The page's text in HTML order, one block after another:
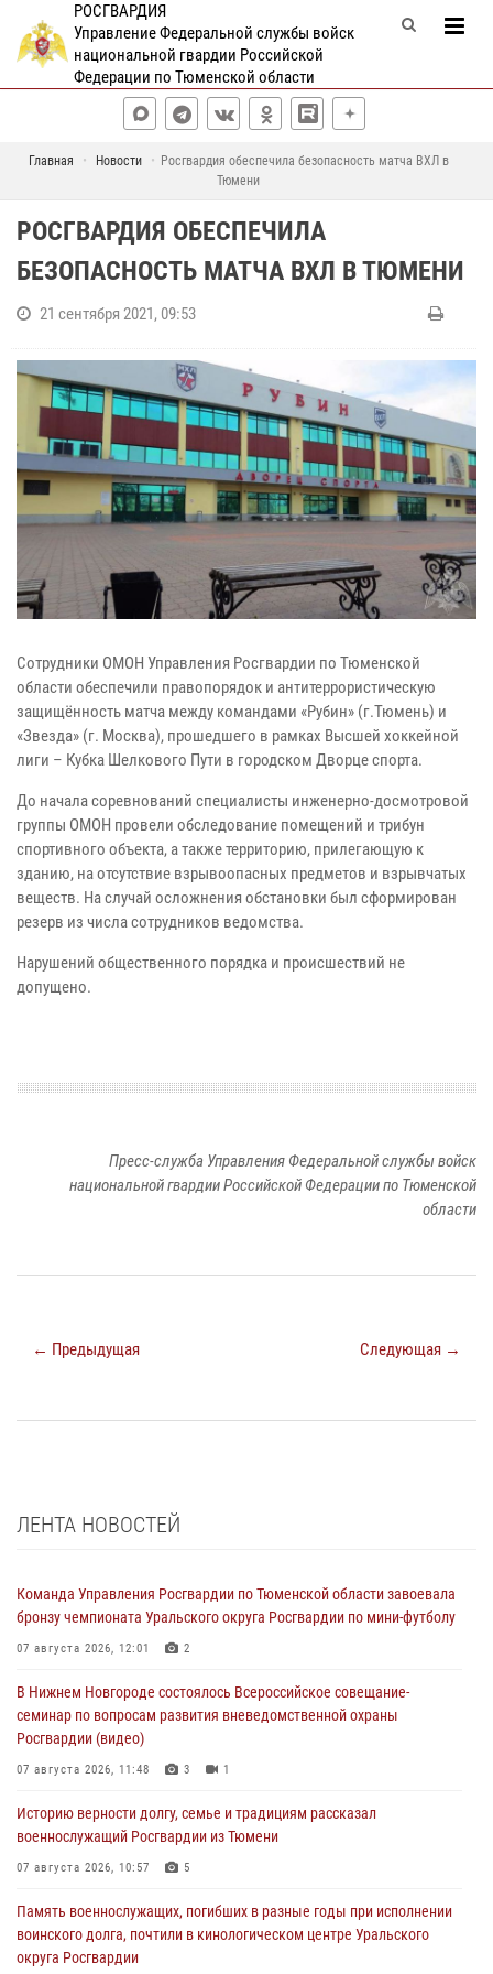
РОСГВАРДИЯ
Управление Федеральной службы войск
национальной гвардии Российской
Федерации по Тюменской области
Главная Новости
Росгвардия обеспечила безопасность матча ВХЛ в
Тюмени
РОСГВАРДИЯ ОБЕСПЕЧИЛА
БЕЗОПАСНОСТЬ МАТЧА ВХЛ В ТЮМЕНИ
21 сентября 2021, 09:53
Сотрудники ОМОН Управления Росгвардии по Тюменской
области обеспечили правопорядок и антитеррористическую
защищённость матча между командами «Рубин» (г.Тюмень) и
«Звезда» (г. Москва), прошедшего в рамках Высшей хоккейной
лиги – Кубка Шелкового Пути в городском Дворце спорта.
До начала соревнований специалисты инженерно-досмотровой
группы ОМОН провели обследование помещений и трибун
спортивного объекта, а также территорию, прилегающую к
зданию, на отсутствие взрывоопасных предметов и взрывчатых
веществ. На случай осложнения обстановки был сформирован
резерв из числа сотрудников ведомства.
Нарушений общественного порядка и происшествий не
допущено.
Пресс-служба Управления Федеральной службы войск
национальной гвардии Российской Федерации по Тюменской
области
← Предыдущая Следующая →
ЛЕНТА НОВОСТЕЙ
Команда Управления Росгвардии по Тюменской области завоевала
бронзу чемпионата Уральского округа Росгвардии по мини-футболу
07 августа 2026, 12:01 2
В Нижнем Новгороде состоялось Всероссийское совещание-
семинар по вопросам развития вневедомственной охраны
Росгвардии (видео)
07 августа 2026, 11:48 3 1
Историю верности долгу, семье и традициям рассказал
военнослужащий Росгвардии из Тюмени
07 августа 2026, 10:57 5
Память военнослужащих, погибших в разные годы при исполнении
воинского долга, почтили в кинологическом центре Уральского
округа Росгвардии